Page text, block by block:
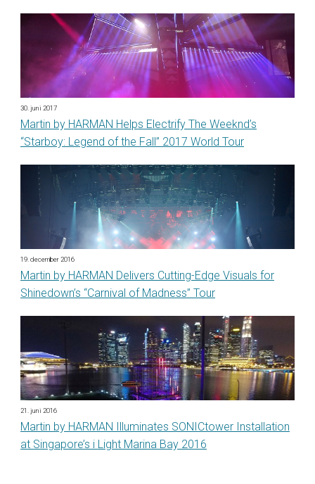
30. juni 2017
Martin by HARMAN Helps Electrify The Weeknd’s
“Starboy: Legend of the Fall” 2017 World Tour
19. december 2016
Martin by HARMAN Delivers Cutting-Edge Visuals for
Shinedown’s “Carnival of Madness” Tour
21. juni 2016
Martin by HARMAN Illuminates SONICtower Installation
at Singapore’s i Light Marina Bay 2016